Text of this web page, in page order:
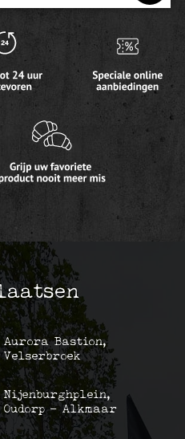
Aurora Bastion,
Velserbroek
Nijenburghplein,
Oudorp - Alkmaar